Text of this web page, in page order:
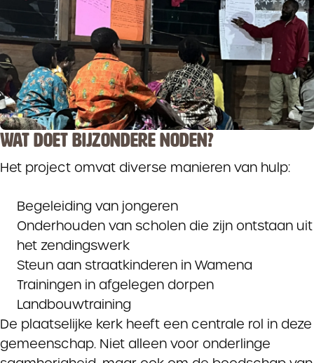
WAT DOET BIJZONDERE NODEN?
Het project omvat diverse manieren van hulp:
Begeleiding van jongeren
Onderhouden van scholen die zijn ontstaan uit
het zendingswerk
Steun aan straatkinderen in Wamena
Trainingen in afgelegen dorpen
Landbouwtraining
De plaatselijke kerk heeft een centrale rol in deze
gemeenschap. Niet alleen voor onderlinge